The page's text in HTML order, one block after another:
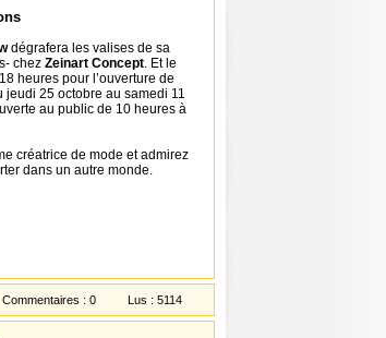
dégrafera les valises de sa
chez Zeinart Concept. Et le
heures pour l’ouverture de
jeudi 25 octobre au samedi 11
au public de 10 heures à
créatrice de mode et admirez
dans un autre monde.
Commentaires : 0 Lus : 5114